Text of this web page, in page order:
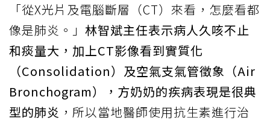
「從X光片及電腦斷層（CT）來看，怎麼看都
像是肺炎。」 林智斌主任表示病人久咳不止
和痰量大，加上CT影像看到實質化
（Consolidation）及空氣支氣管徵象（Air
Bronchogram），方奶奶的疾病表現是很典
型的肺炎 ，所以當地醫師使用抗生素進行治